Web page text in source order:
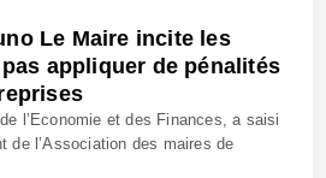
Le Maire incite les
appliquer de pénalités
l’Economie et des Finances, a saisi
de l’Association des maires de